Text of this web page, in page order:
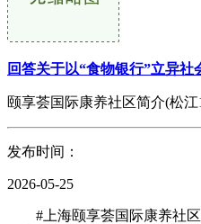
回答关于以“食物银行”立异社
颐享荟国际康养社区简介(松
发布时间：
2026-05-25
#上海颐享荟国际康养社区